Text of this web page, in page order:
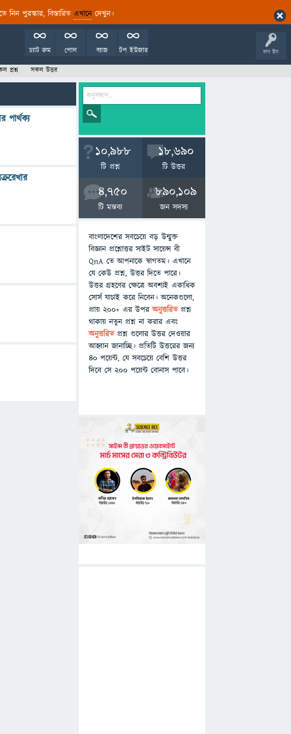
নিন পুরস্কার, বিস্তারিত এখানেদেখুন।
লগ ইন
টপ ইউজার
ব্যাজ
পোল
চ্যাট রুম
প্রশ্ন সকল উত্তর
পার্থক্য
10,988
টি প্রশ্ন
18,690
টি উত্তর
4,750
টি মন্তব্য
890,109
জন সদস্য
বাংলাদেশের সবচেয়ে বড় উন্মুক্ত
বিজ্ঞান প্রশ্নোত্তর সাইট সায়েন্স বী
QnA তে আপনাকে স্বাগতম। এখানে
যে কেউ প্রশ্ন, উত্তর দিতে পারে।
উত্তর গ্রহণের ক্ষেত্রে অবশ্যই একাধিক
সোর্স যাচাই করে নিবেন। অনেকগুলো,
প্রায় ২০০+ এর উপরঅনুত্তরিতপ্রশ্ন
থাকায় নতুন প্রশ্ন না করার এবং
অনুত্তরিত প্রশ্ন গুলোর উত্তর দেওয়ার
আহ্বান জানাচ্ছি। প্রতিটি উত্তরের জন্য
৪০ পয়েন্ট, যে সবচেয়ে বেশি উত্তর
দিবে সে ২০০ পয়েন্ট বোনাস পাবে।